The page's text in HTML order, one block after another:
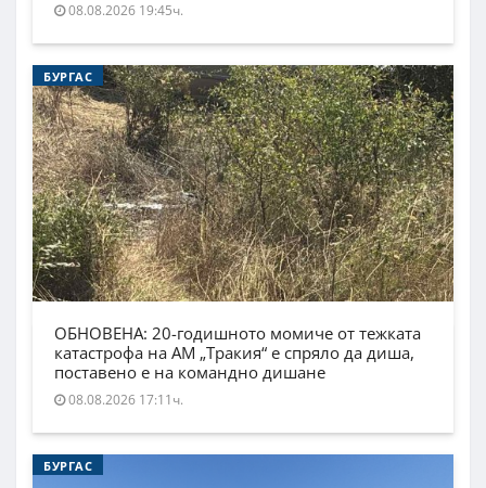
08.08.2026 19:45ч.
БУРГАС
ОБНОВЕНА: 20-годишното момиче от тежката
катастрофа на АМ „Тракия“ е спряло да диша,
поставено е на командно дишане
08.08.2026 17:11ч.
БУРГАС